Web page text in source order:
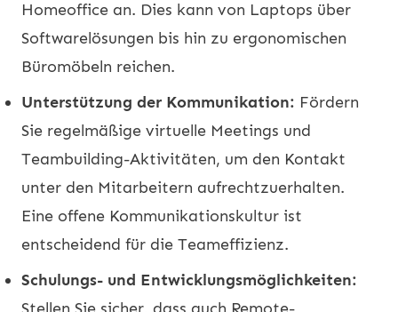
Homeoffice an. Dies kann von Laptops über
Softwarelösungen bis hin zu ergonomischen
Büromöbeln reichen.
Unterstützung der Kommunikation: Fördern
Sie regelmäßige virtuelle Meetings und
Teambuilding-Aktivitäten, um den Kontakt
unter den Mitarbeitern aufrechtzuerhalten.
Eine offene Kommunikationskultur ist
entscheidend für die Teameffizienz.
Schulungs- und Entwicklungsmöglichkeiten: